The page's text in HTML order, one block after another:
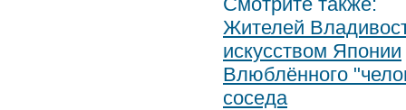
Жителей
искусством Японии
Влюблённого
соседа